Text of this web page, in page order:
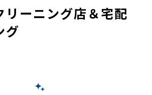
リーニング店＆宅配
グ